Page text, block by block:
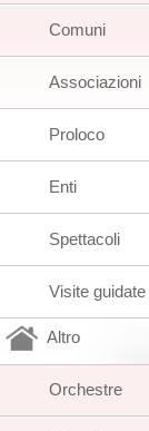
Comuni
Associazioni
Proloco
Enti
Spettacoli
Visite guidate
Altro
Orchestre